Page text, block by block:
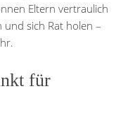
Eltern vertraulich
sich Rat holen –
für